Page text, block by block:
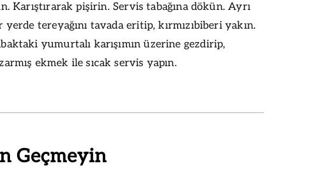
Karıştırarak pişirin. Servis tabağına dökün. Ayrı
yerde tereyağını tavada eritip, kırmızıbiberi yakın.
yumurtalı karışımın üzerine gezdirip,
ekmek ile sıcak servis yapın.
Geçmeyin